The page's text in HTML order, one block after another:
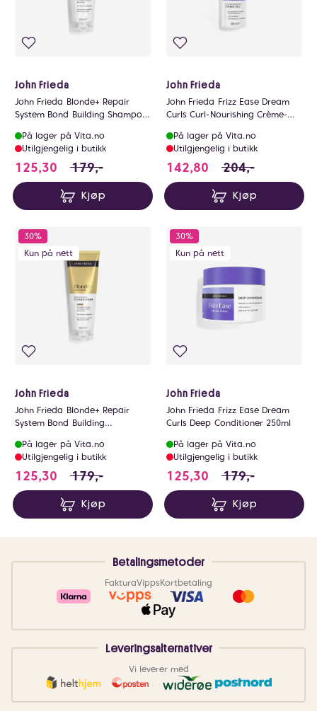
John Frieda
John Frieda Blonde+ Repair
System Bond Building Shampoo
På lager på Vita.no
Utilgjengelig i butikk
125,30 125.3 i stedet for 179 NOK, du sparer 53.7
179,-
Kjøp
John Frieda
John Frieda Frizz Ease Dream
Curls Curl-Nourishing Crème-Oil
På lager på Vita.no
Utilgjengelig i butikk
142,80 142.8 i stedet for
204,-
Kjøp
30%
Kun på nett
John Frieda
John Frieda Blonde+ Repair
System Bond Building
På lager på Vita.no
Utilgjengelig i butikk
125,30 125.3 i stedet for 179 NOK, du sparer 53.7
179,-
Kjøp
30%
Kun på nett
John Frieda
John Frieda Frizz Ease Dream
Curls Deep Conditioner 250ml
På lager på Vita.no
Utilgjengelig i butikk
125,30 125.3 i stedet for
179,-
Kjøp
Betalingsmetoder
FakturaVippsKortbetaling
Leveringsalternativer
Vi leverer med